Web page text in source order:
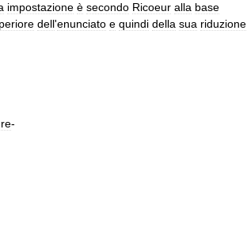
impostazione è secondo Ricoeur alla base
dell'enunciato e quindi della sua riduzione
re-